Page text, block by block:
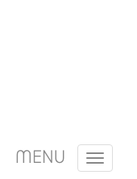
MENU